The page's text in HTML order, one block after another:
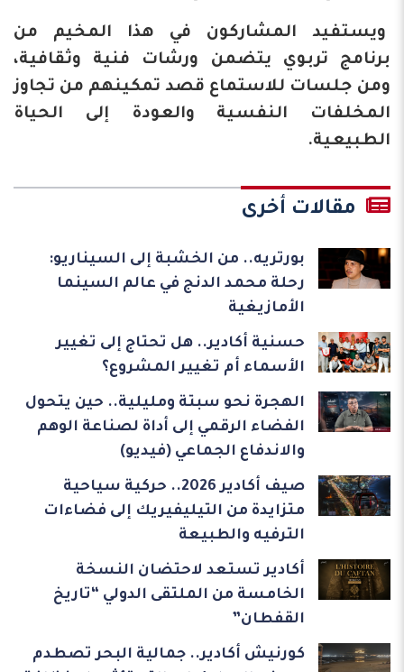
ويستفيد المشاركون في هذا المخيم من
برنامج تربوي يتضمن ورشات فنية وثقافية،
ومن جلسات للاستماع قصد تمكينهم من تجاوز
المخلفات النفسية والعودة إلى الحياة
الطبيعية.
مقالات أخرى
بورتريه.. من الخشبة إلى السيناريو:
رحلة محمد الدنج في عالم السينما
الأمازيغية
حسنية أكادير.. هل تحتاج إلى تغيير
الأسماء أم تغيير المشروع؟
الهجرة نحو سبتة ومليلية.. حين يتحول
الفضاء الرقمي إلى أداة لصناعة الوهم
والاندفاع الجماعي (فيديو)
صيف أكادير 2026.. حركية سياحية
متزايدة من التيليفيريك إلى فضاءات
الترفيه والطبيعة
أكادير تستعد لاحتضان النسخة
الخامسة من الملتقى الدولي “تاريخ
القفطان”
كورنيش أكادير.. جمالية البحر تصطدم